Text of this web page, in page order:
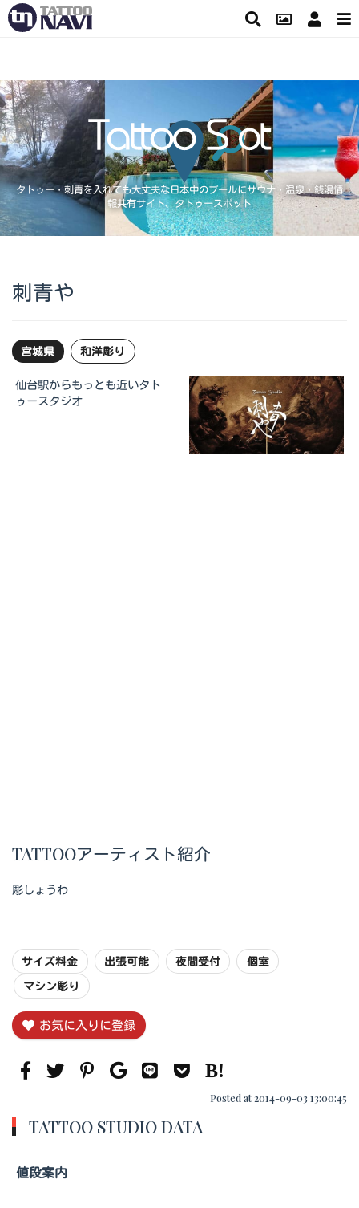
タトゥー・刺青を入れても大丈夫な日本中のプールにサウナ・温泉・銭湯情
報共有サイト、タトゥースポット
刺青や
宮城県 和洋彫り
仙台駅からもっとも近いタト
ゥースタジオ
TATTOOアーティスト紹介
彫しょうわ
サイズ料金 出張可能 夜間受付
個室
マシン彫り
お気に入りに登録
Posted at 2014-09-03 13:00:45
TATTOO STUDIO DATA
値段案内